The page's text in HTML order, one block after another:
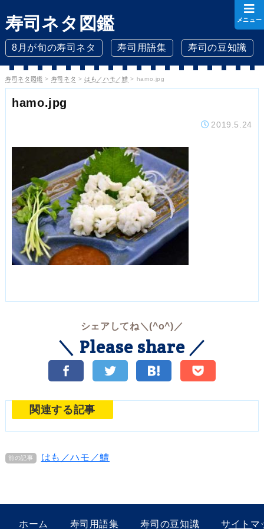
寿司ネタ図鑑
8月が旬の寿司ネタ 寿司用語集 寿司の豆知識
寿司ネタ図鑑 > 寿司ネタ >はも／ハモ／鱧 > hamo.jpg
hamo.jpg
2019.5.24
シェアしてね＼(^o^)／
＼ Please share ／
関連する記事
はも／ハモ／鱧
メニュー
ホーム 寿司用語集 寿司の豆知識 サイトマ